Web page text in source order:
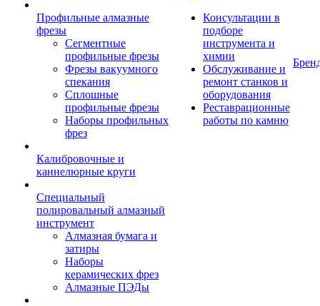
Профильные алмазные
фрезы
Сегментные
профильные фрезы
Фрезы вакуумного
спекания
Сплошные
профильные фрезы
Наборы профильных
фрез
Калибровочные и
каннелюрные круги
Специальный
полировальный алмазный
инструмент
Алмазная бумага и
затиры
Наборы
керамических фрез
Алмазные ПЭДы
Консультации в
подборе
инструмента и
химии
Обслуживание и
ремонт станков и
оборудования
Реставрационные
работы по камню